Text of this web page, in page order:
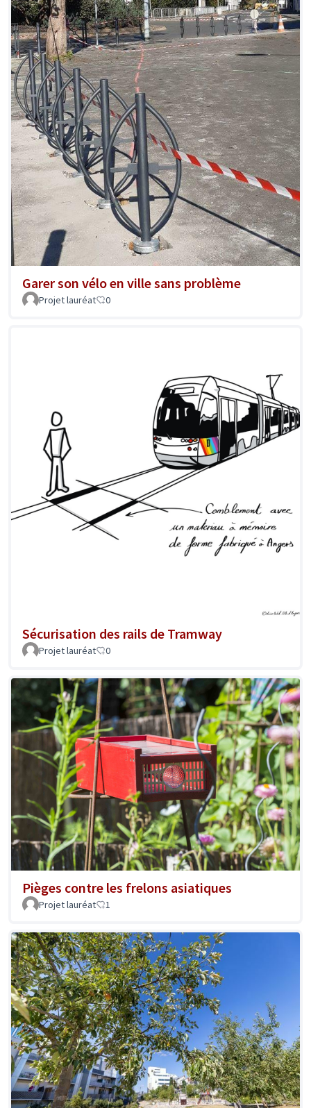
Garer son vélo en ville sans problème
Projet lauréat 0
Sécurisation des rails de Tramway
Projet lauréat 0
Pièges contre les frelons asiatiques
Projet lauréat 1